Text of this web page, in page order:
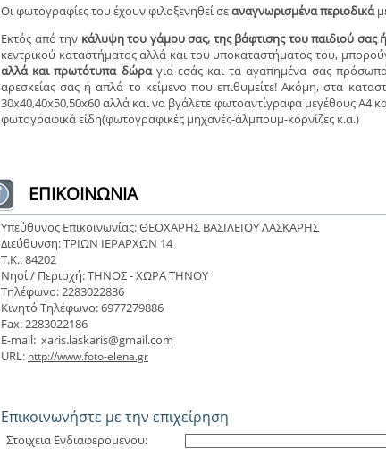
Οι φωτογραφίες του έχουν φιλοξενηθεί σεαναγνωρισμένα περιοδικά
Εκτός από την κάλυψη του γάμου σας, της βάφτισης του παιδιού
κεντρικού καταστήματος αλλά και του υποκαταστήματος του,
αλλά και πρωτότυπα δώραγια εσάς και τα αγαπημένα σας
αρεσκείας σας ή απλά το κείμενο που επιθυμείτε! Ακόμη, στα
30x40,40x50,50x60 αλλά και να βγάλετε φωτοαντίγραφα μεγέθους Α4
φωτογραφικά είδη(φωτογραφικές μηχανές-άλμπουμ-κορνίζες κ.α.)
ΕΠΙΚΟΙΝΩΝΙΑ
Υπεύθυνος Επικοινωνίας: ΘΕΟΧΑΡΗΣ ΒΑΣΙΛΕΙΟΥ ΛΑΣΚΑΡΗΣ
Διεύθυνση: ΤΡΙΩΝ ΙΕΡΑΡΧΩΝ 14
Τ.Κ.: 84202
Νησί / Περιοχή: ΤΗΝΟΣ - ΧΩΡΑ ΤΗΝΟΥ
Τηλέφωνο: 2283022836
Κινητό Τηλέφωνο: 6977279886
Fax: 2283022186
E-mail: xaris.laskaris@gmail.com
URL: http://www.foto-elena.gr
Eπικοινωνήστε με την επιχείρηση
Στοιχεια Ενδιαφερομένου: